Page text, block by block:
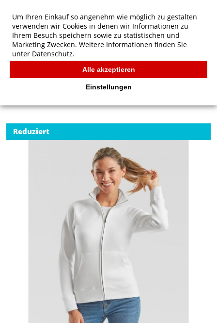
Fruit of the Loom Damen Premium Sweatjacke
FRUIT OF THE LOOM
Reduziert
Um Ihren Einkauf so angenehm wie möglich zu gestalten
verwenden wir Cookies in denen wir Informationen zu
Ihrem Besuch speichern sowie zu statistischen und
Marketing Zwecken. Weitere Informationen finden Sie
unter Datenschutz.
Alle akzeptieren
Einstellungen